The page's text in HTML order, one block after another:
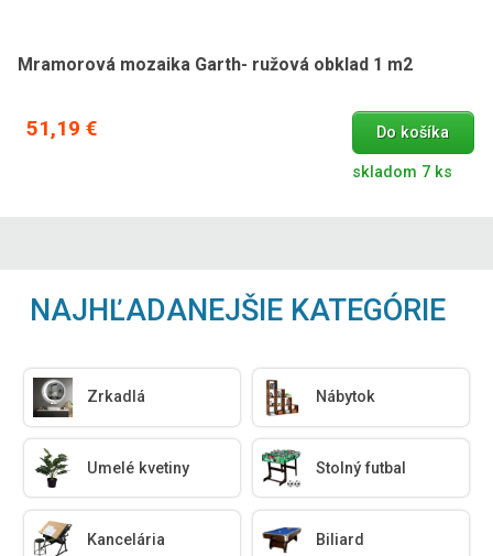
Mramorová mozaika Garth- ružová obklad 1 m2
51,19 € Do košíka
skladom 7 ks
NAJHĽADANEJŠIE KATEGÓRIE
Zrkadlá Nábytok
Umelé kvetiny Stolný futbal
Kancelária Biliard